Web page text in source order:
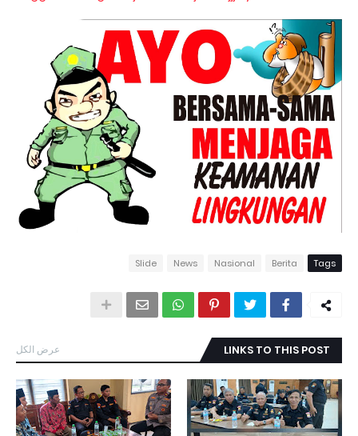
Tags
Berita
Nasional
News
Slide
LINKS TO THIS POST عرض الكل